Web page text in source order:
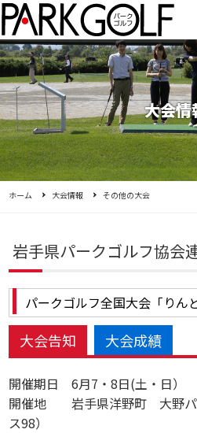
大会情
ホーム 大会情報 その他の大会
岩手県パークゴルフ協
パークゴルフ全国大会「りん
大会告知 大会成績
開催期日 6月7・8日(土・日）
開催地 岩手県洋野町 大野パ
ス98）